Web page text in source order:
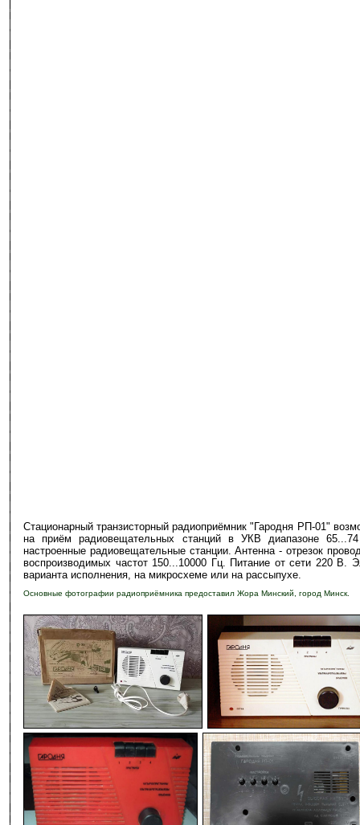
Стационарный транзисторный радиоприёмник "Гародня РП-01"
на приём радиовещательных станций в УКВ диапазоне
настроенные радиовещательные станции. Антенна - отрезок
воспроизводимых частот 150...10000 Гц. Питание от сети 220 В.
варианта исполнения, на микросхеме или на рассыпухе.
Основные фотографии радиоприёмника предоставил Жора Минский, город